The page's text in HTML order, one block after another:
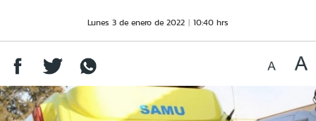
Lunes 3 de enero de 2022 10:40 hrs